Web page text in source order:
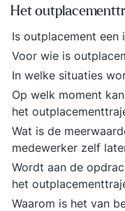
Het
Is outplacement een
Voor wie is
In welke situaties
Op welk moment
het
Wat is de
medewerker zelf
Wordt aan de
het
Waarom is het van